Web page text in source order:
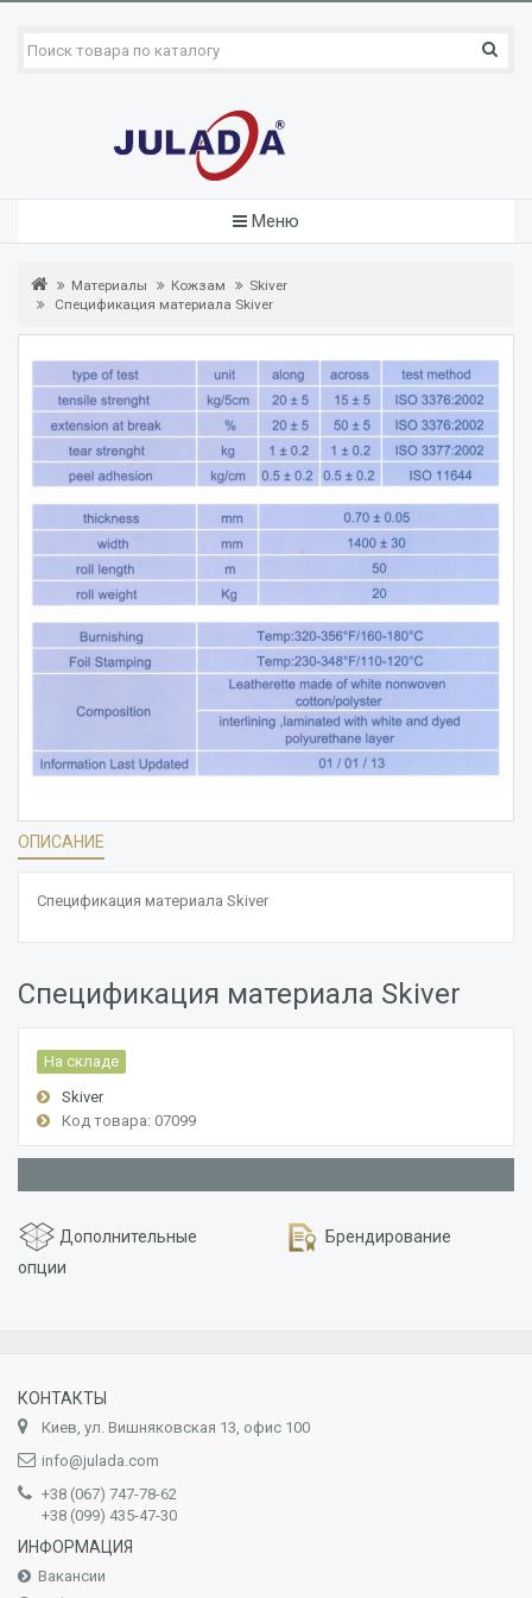
Меню
Материалы Кожзам
Skiver
Спецификация материала Skiver
ОПИСАНИЕ
Спецификация материала Skiver
Спецификация материала Skiver
На складе
Skiver
Код товара: 07099
Дополнительные
опции
Брендирование
КОНТАКТЫ
Киев, ул. Вишняковская 13, офис 100
info@julada.com
+38 (067) 747-78-62
+38 (099) 435-47-30
ИНФОРМАЦИЯ
Вакансии